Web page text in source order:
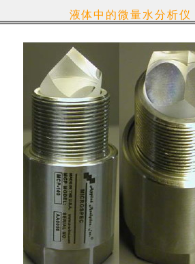
液体中的微量水分析仪